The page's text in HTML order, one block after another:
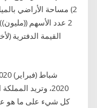
2020، وتريد